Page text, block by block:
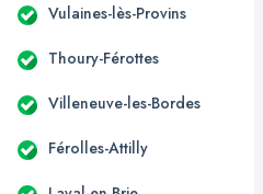
Vulaines-lès-Provins
Thoury-Férottes
Villeneuve-les-Bordes
Férolles-Attilly